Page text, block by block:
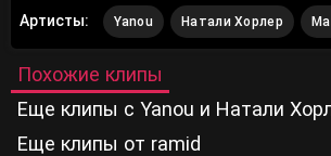
Артисты: Yanou Натали Хорлер
Похожие клипы
Еще клипы с Yanou и Натали
Еще клипы от ramid